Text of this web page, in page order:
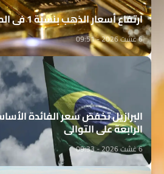
ارتفاع أسعار الذهب بنسبة 1 في المائة
6 غشت 2026 - 09:51
البرازيل تخفض سعر الفائدة
الرابعة على التوالي
6 غشت 2026 - 09:33